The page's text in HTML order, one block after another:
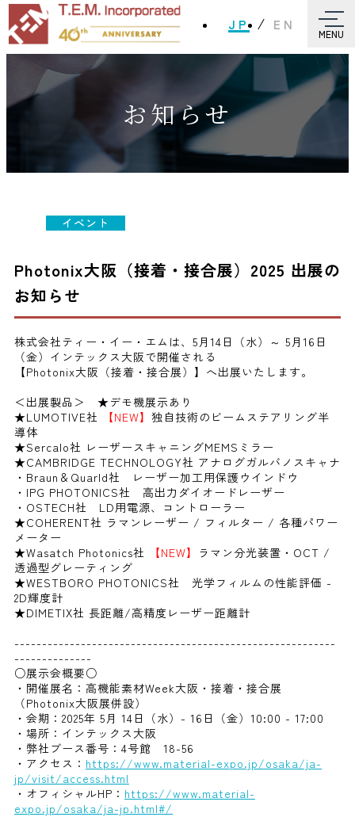
JP EN
MENU
お知らせ
イベント
Photonix大阪（接着・接合展）2025 出展の
お知らせ
株式会社ティー・イー・エムは、5月14日（水）～ 5月16日
（金）インテックス大阪で開催される
【Photonix大阪（接着・接合展）】へ出展いたします。
＜出展製品＞ ★デモ機展示あり
★LUMOTIVE社
【NEW】 独自技術のビームステアリング半
導体
★Sercalo社 レーザースキャニングMEMSミラー
★CAMBRIDGE TECHNOLOGY社 アナログガルバノスキャナ
・Braun＆Quarld社 レーザー加工用保護ウインドウ
・IPG PHOTONICS社 高出力ダイオードレーザー
・OSTECH社 LD用電源、コントローラー
★COHERENT社 ラマンレーザー / フィルター / 各種パワー
メーター
★Wasatch Photonics社
【NEW】 ラマン分光装置・OCT /
透過型グレーティング
★WESTBORO PHOTONICS社 光学フィルムの性能評価 -
2D輝度計
★DIMETIX社 長距離/高精度レーザー距離計
----------------------------------------------------------
--------------
○展示会概要○
・開催展名：高機能素材Week大阪・接着・接合展
（Photonix大阪展併設）
・会期：2025年 5月 14日（水）- 16日（金）10:00 - 17:00
・場所：インテックス大阪
・弊社ブース番号：4号館 18-56
・アクセス： https://www.material-expo.jp/osaka/ja-
jp/visit/access.html
・オフィシャルHP： https://www.material-
expo.jp/osaka/ja-jp.html#/